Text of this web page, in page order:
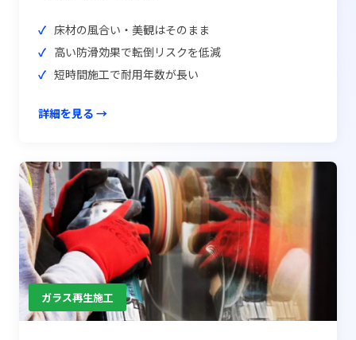
床材の風合い・美観はそのまま
高い防滑効果で転倒リスクを低減
短時間施工で耐用年数が長い
詳細を見る →
ガラス再生施工